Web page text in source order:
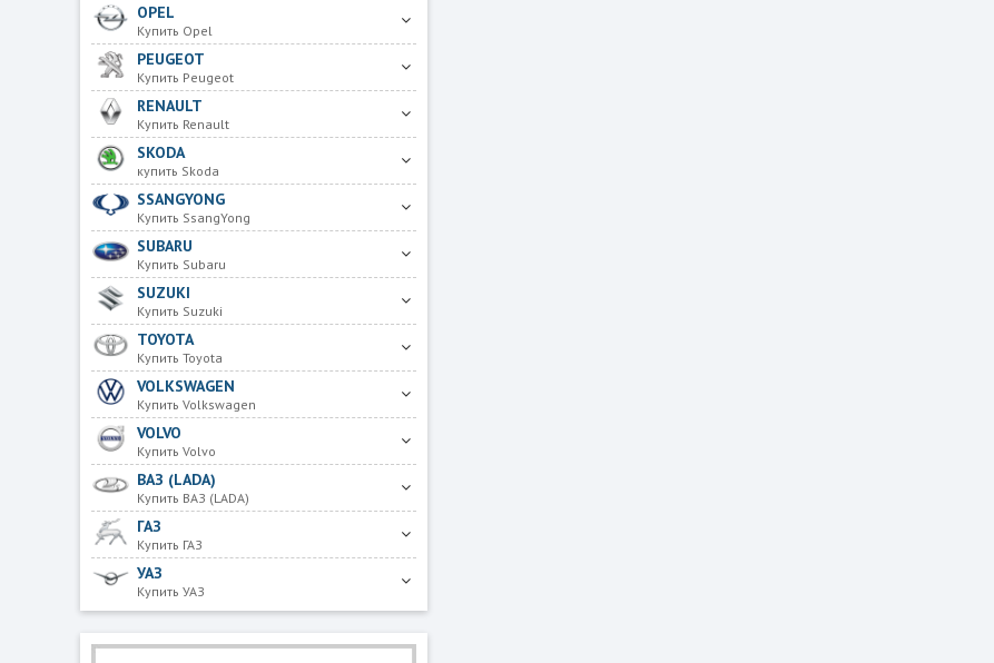
OPEL
Купить Opel
PEUGEOT
Купить Peugeot
RENAULT
Купить Renault
SKODA
купить Skoda
SSANGYONG
Купить SsangYong
SUBARU
Купить Subaru
SUZUKI
Купить Suzuki
TOYOTA
Купить Toyota
VOLKSWAGEN
Купить Volkswagen
VOLVO
Купить Volvo
ВАЗ (LADA)
Купить ВАЗ (LADA)
ГАЗ
Купить ГАЗ
УАЗ
Купить УАЗ